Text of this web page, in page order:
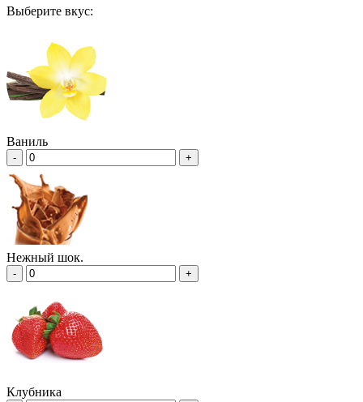
Выберите вкус:
Ваниль
- +
Нежный шок.
- +
Клубника